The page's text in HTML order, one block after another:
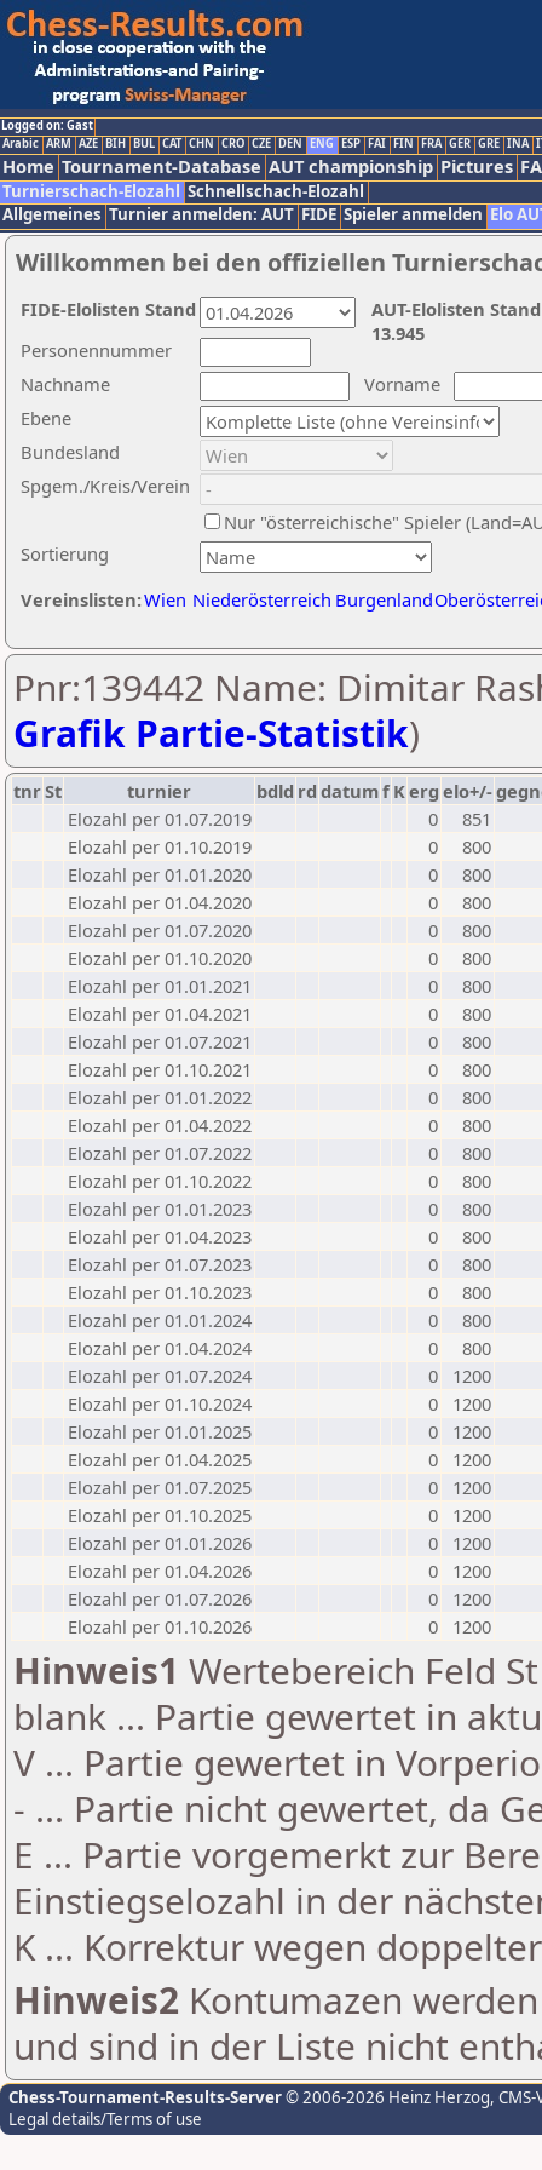
Logged on: Gast
Arabic ARM AZE BIH BUL CAT CHN CRO CZE DEN ENG ESP FAI FIN FRA GER GRE INA
Home Tournament-Database AUT championship Pictures
Turnierschach-Elozahl Schnellschach-Elozahl
Allgemeines Turnier anmelden: AUT FIDE Spieler anmelden Elo
Willkommen bei den offiziellen
Nachname
Vorname
Ebene
Sortierung
Personennummer
Bundesland
Spgem./Kreis/Verein
Nur "österreichische" Spieler
Vereinslisten:Wien Niederösterreich Burgenland
AUT-Elolisten
13.945
FIDE-Elolisten Stand
Pnr:139442 Name: Dimitar
Grafik Partie-Statistik)
tnrSt turnier bdld rd datumf Kerg elo+/-
Elozahl per 01.07.2019
0
851
Elozahl per 01.10.2019
0
800
Elozahl per 01.01.2020
0
800
Elozahl per 01.04.2020
0
800
Elozahl per 01.07.2020
0
800
Elozahl per 01.10.2020
0
800
Elozahl per 01.01.2021
0
800
Elozahl per 01.04.2021
0
800
Elozahl per 01.07.2021
0
800
Elozahl per 01.10.2021
0
800
Elozahl per 01.01.2022
0
800
Elozahl per 01.04.2022
0
800
Elozahl per 01.07.2022
0
800
Elozahl per 01.10.2022
0
800
Elozahl per 01.01.2023
0
800
Elozahl per 01.04.2023
0
800
Elozahl per 01.07.2023
0
800
Elozahl per 01.10.2023
0
800
Elozahl per 01.01.2024
0
800
Elozahl per 01.04.2024
0
800
Elozahl per 01.07.2024
0
1200
Elozahl per 01.10.2024
0
1200
Elozahl per 01.01.2025
0
1200
Elozahl per 01.04.2025
0
1200
Elozahl per 01.07.2025
0
1200
Elozahl per 01.10.2025
0
1200
Elozahl per 01.01.2026
0
1200
Elozahl per 01.04.2026
0
1200
Elozahl per 01.07.2026
0
1200
Elozahl per 01.10.2026
0 1200
Hinweis1 Wertebereich Feld
blank ... Partie gewertet in
V ... Partie gewertet in
- ... Partie nicht gewertet, da
E ... Partie vorgemerkt zur
Einstiegselozahl in der
K ... Korrektur wegen
Hinweis2 Kontumazen
und sind in der Liste nicht
Chess-Tournament-Results-Server© 2006-2026 Heinz Herzog,
Legal details/Terms of use